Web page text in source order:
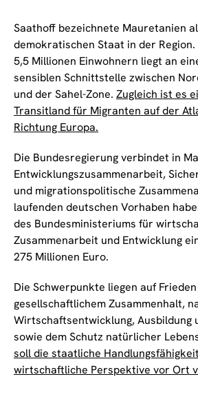
Saathoff bezeichnete Mauretanien
demokratischen Staat in der
5,5 Millionen Einwohnern liegt an
sensiblen Schnittstelle zwischen
und der Sahel-Zone. Zugleich ist es
Transitland für Migranten auf der
Richtung Europa.
Die Bundesregierung verbindet in
Entwicklungszusammenarbeit,
und migrationspolitische
laufenden deutschen Vorhaben
des Bundesministeriums für
Zusammenarbeit und Entwicklung
275 Millionen Euro.
Die Schwerpunkte liegen auf
gesellschaftlichem Zusammenhalt,
Wirtschaftsentwicklung, Ausbildung
sowie dem Schutz natürlicher
soll die staatliche
wirtschaftliche Perspektive vor Ort